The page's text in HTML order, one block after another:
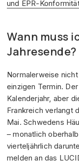
und EPR-
Wann muss
Jahresende?
Normalerweise
einzigen Termin.
Kalenderjahr, aber
Frankreich verlangt
Mai. Schwedens
– monatlich
vierteljährlich
melden an das